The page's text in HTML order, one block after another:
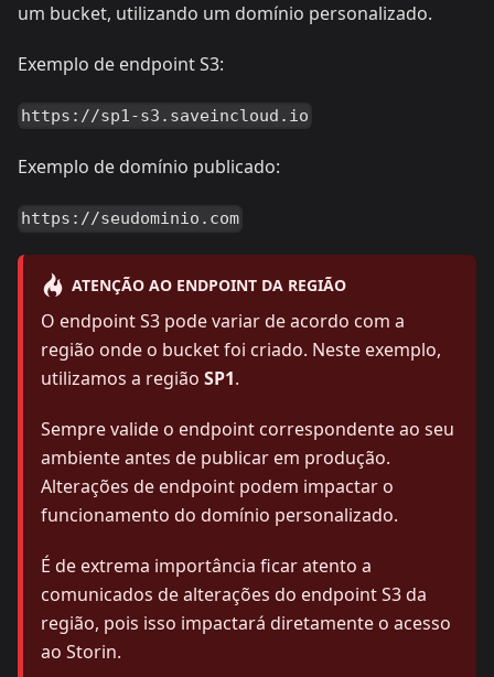
um bucket, utilizando um domínio personalizado.
Exemplo de endpoint S3:
https://sp1-s3.saveincloud.io
Exemplo de domínio publicado:
https://seudominio.com
ATENÇÃO AO ENDPOINT DA REGIÃO
O endpoint S3 pode variar de acordo com a
região onde o bucket foi criado. Neste exemplo,
utilizamos a região SP1.
Sempre valide o endpoint correspondente ao seu
ambiente antes de publicar em produção.
Alterações de endpoint podem impactar o
funcionamento do domínio personalizado.
É de extrema importância ficar atento a
comunicados de alterações do endpoint S3 da
região, pois isso impactará diretamente o acesso
ao Storin.